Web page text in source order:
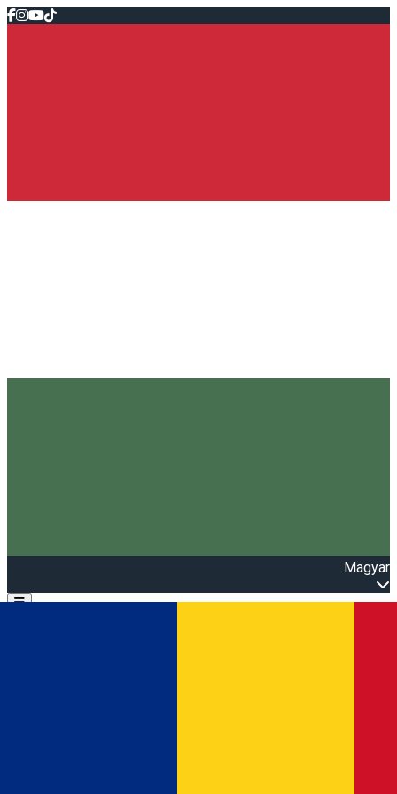
Magyar
Open main menu